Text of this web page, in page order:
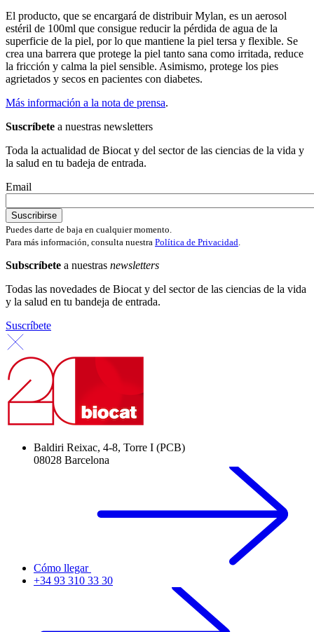
El producto, que se encargará de distribuir Mylan, es un aerosol
estéril de 100ml que consigue reducir la pérdida de agua de la
superficie de la piel, por lo que mantiene la piel tersa y flexible. Se
crea una barrera que protege la piel tanto sana como irritada, reduce
la fricción y calma la piel sensible. Asimismo, protege los pies
agrietados y secos en pacientes con diabetes.
Más información a la nota de prensa.
Suscríbete a nuestras newsletters
Toda la actualidad de Biocat y del sector de las ciencias de la vida y
la salud en tu badeja de entrada.
Email
Puedes darte de baja en cualquier momento.
Para más información, consulta nuestra Política de Privacidad.
Subscríbete a nuestras newsletters
Todas las novedades de Biocat y del sector de las ciencias de la vida
y la salud en tu bandeja de entrada.
Suscríbete
Baldiri Reixac, 4-8, Torre I (PCB)
08028 Barcelona
Cómo llegar
+34 93 310 33 30